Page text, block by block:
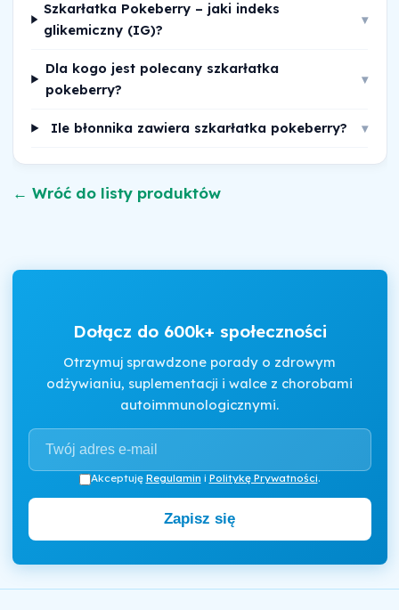
Szkarłatka Pokeberry – jaki indeks
glikemiczny (IG)?
▾
Dla kogo jest polecany szkarłatka
pokeberry?
▾
Ile błonnika zawiera szkarłatka pokeberry? ▾
← Wróć do listy produktów
Dołącz do 600k+ społeczności
Otrzymuj sprawdzone porady o zdrowym
odżywianiu, suplementacji i walce z chorobami
autoimmunologicznymi.
Akceptuję Regulamin i Politykę Prywatności.
Zapisz się